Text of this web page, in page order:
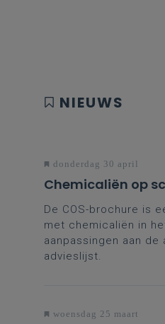
NIEUWS
donderdag 30 april
Chemicaliën op
De COS-brochure is
met chemicaliën in
aanpassingen aan
advieslijst.
woensdag 25 maart